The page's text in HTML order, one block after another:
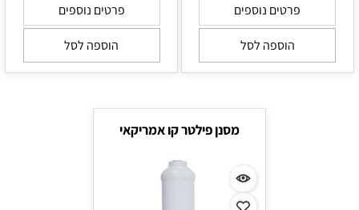
פרטים נוספים
הוספה לסל
פרטים נוספים
הוספה לסל
מסנן פילטר קו אמריקאי